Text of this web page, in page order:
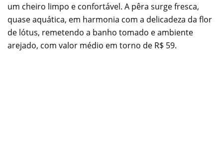
um cheiro limpo e confortável. A pêra surge fresca,
quase aquática, em harmonia com a delicadeza da flor
de lótus, remetendo a banho tomado e ambiente
arejado, com valor médio em torno de R$ 59.